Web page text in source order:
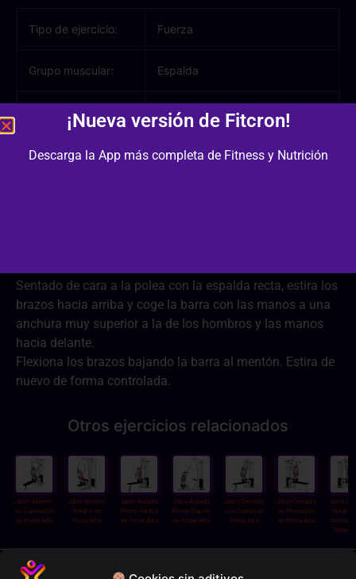
Tipo de ejercicio: Fuerza
Grupo muscular: Espalda
Músculos
involucrados:
Dorsal, Trapecio, Bíceps
Sentado de cara a la polea con la espalda recta, estira los
brazos hacia arriba y coge la barra con las manos a una
anchura muy superior a la de los hombros y las manos
hacia delante.
Flexiona los brazos bajando la barra al mentón. Estira de
nuevo de forma controlada.
Otros ejercicios relacionados
Jalón Abierto
en Supinación
en Polea Alta
Jalón Abierto
Neutro en
Polea Alta
Jalón Aislado
Prono-Neutro
en Polea Alta
Jalón Aislado
Prono-Supino
en Polea Alta
Jalón Cerrado
con Cuerda en
Polea Alta
Jalón Cerrado
en Pronación
en Polea Alta
Jalón
Neutro
Polea
¡Nueva versión de Fitcron!
Descarga la App más completa de Fitness y Nutrición